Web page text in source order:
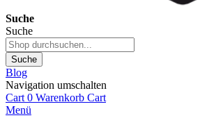
Suche
Suche
Suche
Blog
Navigation umschalten
Cart 0 Warenkorb Cart
Menü